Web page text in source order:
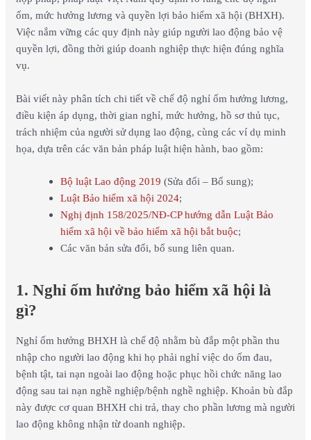
ốm, mức hưởng lương và quyền lợi bảo hiểm xã hội (BHXH).
Việc nắm vững các quy định này giúp người lao động bảo vệ
quyền lợi, đồng thời giúp doanh nghiệp thực hiện đúng nghĩa
vụ.
Bài viết này phân tích chi tiết về chế độ nghỉ ốm hưởng lương,
điều kiện áp dụng, thời gian nghỉ, mức hưởng, hồ sơ thủ tục,
trách nhiệm của người sử dụng lao động, cùng các ví dụ minh
họa, dựa trên các văn bản pháp luật hiện hành, bao gồm:
Bộ luật Lao động 2019 (Sửa đổi – Bổ sung);
Luật Bảo hiểm xã hội 2024;
Nghị định 158/2025/NĐ-CP hướng dẫn Luật Bảo
hiểm xã hội về bảo hiểm xã hội bắt buộc;
Các văn bản sửa đổi, bổ sung liên quan.
1. Nghỉ ốm hưởng bảo hiểm xã hội là
gì?
Nghỉ ốm hưởng BHXH là chế độ nhằm bù đắp một phần thu
nhập cho người lao động khi họ phải nghỉ việc do ốm đau,
bệnh tật, tai nạn ngoài lao động hoặc phục hồi chức năng lao
động sau tai nạn nghề nghiệp/bệnh nghề nghiệp. Khoản bù đắp
này được cơ quan BHXH chi trả, thay cho phần lương mà người
lao động không nhận từ doanh nghiệp.